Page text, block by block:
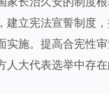
立宪法宣誓制度
实施。提高合宪性
大代表选举中存